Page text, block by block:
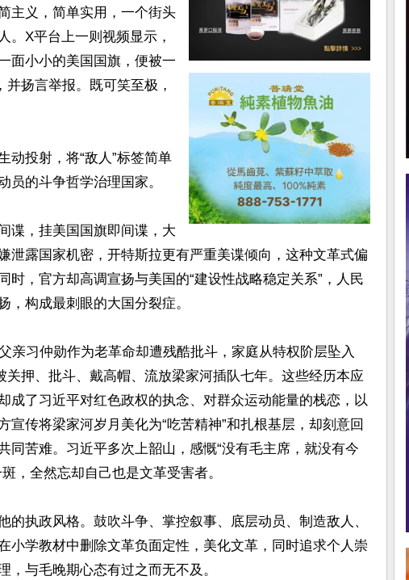
主义，简单实用，一个街头
。X平台上一则视频显示，
面小小的美国国旗，便被一
并扬言举报。既可笑至极，
动投射，将“敌人”标签简单
员的斗争哲学治理国家。
谍，挂美国国旗即间谍，大
泄露国家机密，开特斯拉更有严重美谍倾向，这种文革式偏
时，官方却高调宣扬与美国的“建设性战略稳定关系”，人民
，构成最刺眼的大国分裂症。
亲习仲勋作为老革命却遭残酷批斗，家庭从特权阶层坠入
关押、批斗、戴高帽、流放梁家河插队七年。这些经历本应
成了习近平对红色政权的执念、对群众运动能量的栈恋，以
宣传将梁家河岁月美化为“吃苦精神”和扎根基层，却刻意回
同苦难。习近平多次上韶山，感慨“没有毛主席，就没有今
，全然忘却自己也是文革受害者。
的执政风格。鼓吹斗争、掌控叙事、底层动员、制造敌人、
小学教材中删除文革负面定性，美化文革，同时追求个人崇
，与毛晚期心态有过之而无不及。